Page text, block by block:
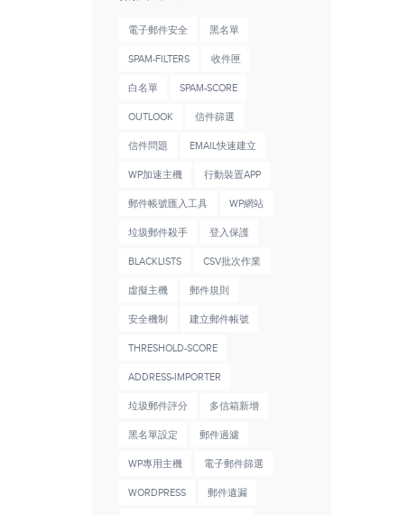
電子郵件安全 黑名單
SPAM-FILTERS 收件匣
白名單 SPAM-SCORE
OUTLOOK 信件篩選
信件問題 EMAIL快速建立
WP加速主機 行動裝置APP
郵件帳號匯入工具 WP網站
垃圾郵件殺手 登入保護
BLACKLISTS CSV批次作業
虛擬主機 郵件規則
安全機制 建立郵件帳號
THRESHOLD-SCORE
ADDRESS-IMPORTER
垃圾郵件評分 多信箱新增
黑名單設定 郵件過濾
WP專用主機 電子郵件篩選
WORDPRESS 郵件遺漏